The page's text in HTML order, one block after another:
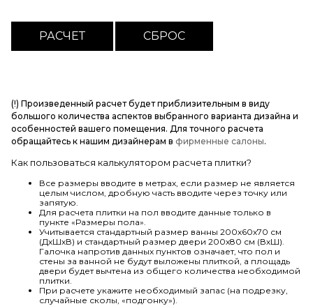
(!) Произведенный расчет будет приблизительным в виду
большого количества аспектов выбранного варианта дизайна и
особенностей вашего помещения. Для точного расчета
обращайтесь к нашим дизайнерам в фирменные салоны.
Как пользоваться калькулятором расчета плитки?
Все размеры вводите в метрах, если размер не является
целым числом, дробную часть вводите через точку или
запятую.
Для расчета плитки на пол вводите данные только в
пункте «Размеры пола».
Учитывается стандартный размер ванны 200х60х70 см
(ДхШхВ) и стандартный размер двери 200х80 см (ВхШ).
Галочка напротив данных пунктов означает, что пол и
стены за ванной не будут выложены плиткой, а площадь
двери будет вычтена из общего количества необходимой
плитки.
При расчете укажите необходимый запас (на подрезку,
случайные сколы, «подгонку»).